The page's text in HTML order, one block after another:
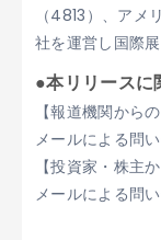
（4813）、ア
社を運営し国際
●本リリースに
【報道機関から
メールによる問
【投資家・株
メールによる問